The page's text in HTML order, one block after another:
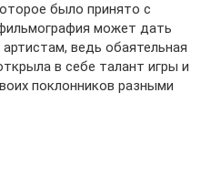
было принято с
может дать
ведь обаятельная
в себе талант игры и
поклонников разными